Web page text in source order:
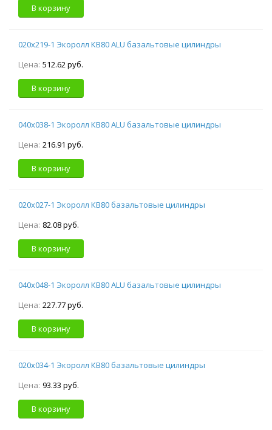
В корзину
020х219-1 Экоролл КВ80 ALU базальтовые цилиндры
Цена: 512.62 руб.
В корзину
040х038-1 Экоролл КВ80 ALU базальтовые цилиндры
Цена: 216.91 руб.
В корзину
020х027-1 Экоролл КВ80 базальтовые цилиндры
Цена: 82.08 руб.
В корзину
040х048-1 Экоролл КВ80 ALU базальтовые цилиндры
Цена: 227.77 руб.
В корзину
020х034-1 Экоролл КВ80 базальтовые цилиндры
Цена: 93.33 руб.
В корзину